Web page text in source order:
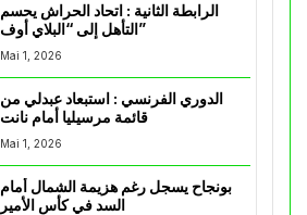
الرابطة الثانية : اتحاد الحراش يحسم
التأهل إلى “البلاي أوف”
Mai 1, 2026
الدوري الفرنسي : استبعاد عبدلي من
قائمة مرسيليا أمام نانت
Mai 1, 2026
بونجاح يسجل رغم هزيمة الشمال أمام
السد في كأس الأمير